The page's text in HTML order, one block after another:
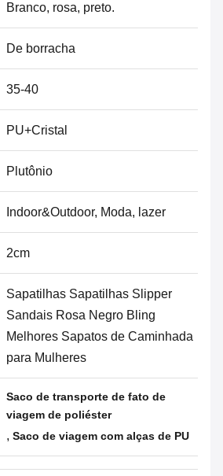
Branco, rosa, preto.
De borracha
35-40
PU+Cristal
Plutônio
Indoor&Outdoor, Moda, lazer
2cm
Sapatilhas Sapatilhas Slipper
Sandais Rosa Negro Bling
Melhores Sapatos de Caminhada
para Mulheres
Saco de transporte de fato de
viagem de poliéster
, Saco de viagem com alças de PU